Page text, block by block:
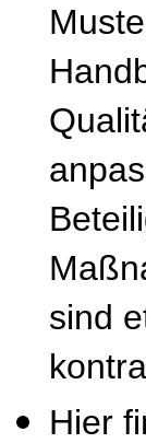
sind
Hier